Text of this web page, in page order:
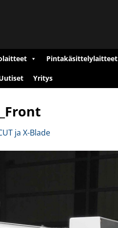
Pintakäsittelylaitteet
Yritys
ja X-Blade